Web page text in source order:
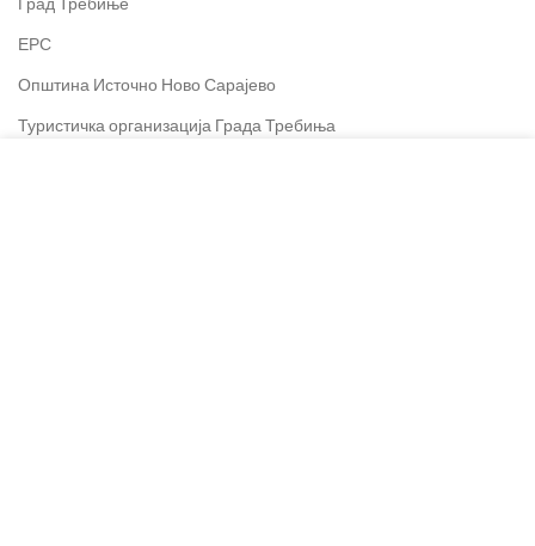
ЕРС
Општина Источно Ново Сарајево
Туристичка организација Града Требиња